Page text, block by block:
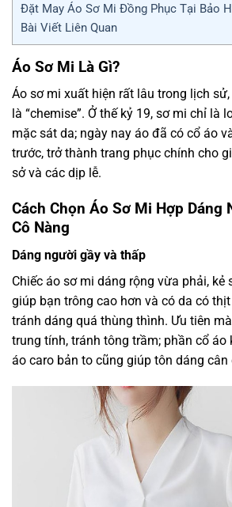
Đặt May Áo Sơ Mi Đồng Phục Tại Bảo
Bài Viết Liên Quan
Áo Sơ Mi Là Gì?
Áo sơ mi xuất hiện rất lâu trong lịch
là “chemise”. Ở thế kỷ 19, sơ mi chỉ là
mặc sát da; ngày nay áo đã có cổ áo
trước, trở thành trang phục chính cho
sở và các dịp lễ.
Cách Chọn Áo Sơ Mi Hợp Dáng
Cô Nàng
Dáng người gầy và thấp
Chiếc áo sơ mi dáng rộng vừa phải, kẻ
giúp bạn trông cao hơn và có da có
tránh dáng quá thùng thình. Ưu tiên
trung tính, tránh tông trầm; phần cổ áo
áo caro bản to cũng giúp tôn dáng cân